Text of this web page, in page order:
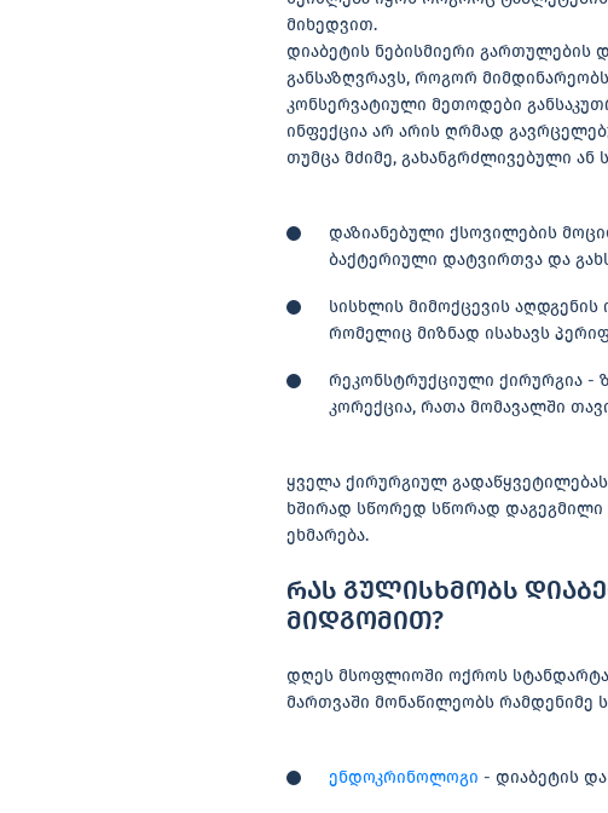
მიხედვით.
დიაბეტის ნებისმიერი
განსაზღვრავს, როგორ
კონსერვატიული მეთოდები
ინფექცია არ არის ღრმად
თუმცა მძიმე, გახანგრძლივებული
დაზიანებული ქსოვილების
ბაქტერიული დატვირთვა და
სისხლის მიმოქცევის
რომელიც მიზნად ისახავს
რეკონსტრუქციული ქირურგია -
კორექცია, რათა მომავალში
ყველა ქირურგიულ
ხშირად სწორედ სწორად დაგეგმილი
ეხმარება.
რას გულისხმობს
მიდგომით?
დღეს მსოფლიოში ოქროს
მართვაში მონაწილეობს რამდენიმე
ენდოკრინოლოგი - დიაბეტის